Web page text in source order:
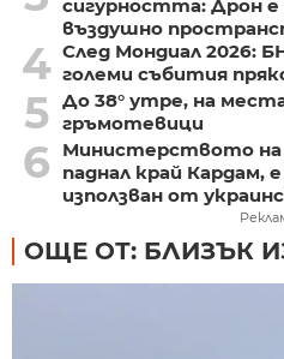
сигурността: Дрон е
въздушно
4 След Мондиал 2026:
големи събития
5 До 38° утре, на
гръмотевици
6
Министерството
паднал край Кардам,
използван от
ОЩЕ ОТ: БЛИЗЪК